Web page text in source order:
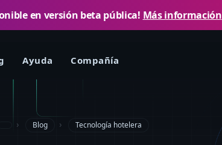
en versión beta pública! Más información
Ayuda Compañía
Blog Tecnología hotelera